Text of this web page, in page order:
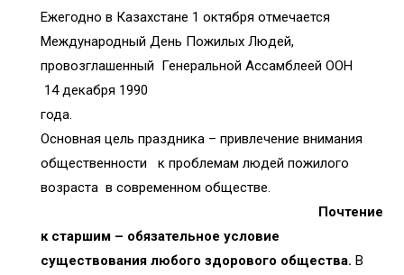
Ежегодно в Казахстане 1 октября отмечается
Международный День Пожилых Людей,
провозглашенный Генеральной Ассамблеей ООН
14 декабря 1990
Основная цель праздника – привлечение внимания
общественности к проблемам людей пожилого
возраста в современном обществе.
Почтение
к старшим – обязательное условие
существования любого здорового общества. В